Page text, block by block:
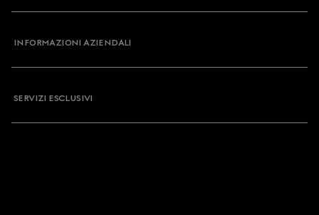
INFORMAZIONI AZIENDALI
SERVIZI ESCLUSIVI